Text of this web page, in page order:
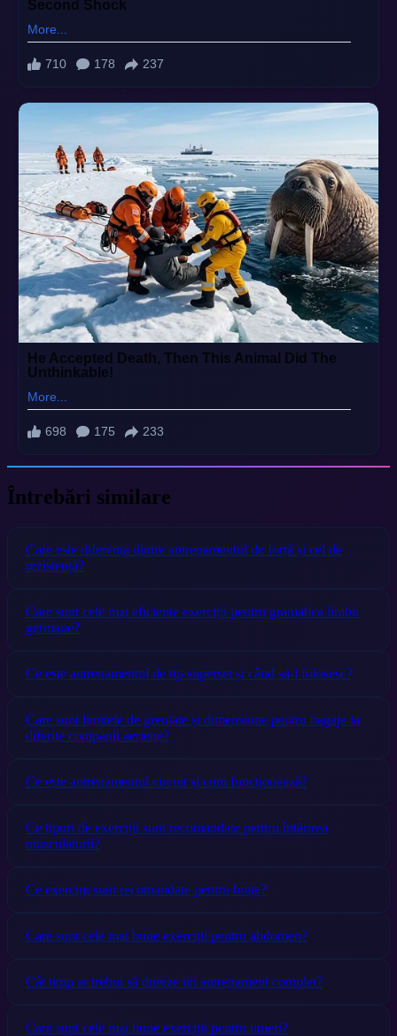
Întrebări similare
Care este diferența dintre antrenamentul de forță și cel de
rezistență?
Care sunt cele mai eficiente exerciții pentru gramatica limbii
germane?
Ce este antrenamentul de tip superset și când să-l folosesc?
Care sunt limitele de greutate și dimensiune pentru bagaje la
diferite companii aeriene?
Ce este antrenamentul circuit și cum funcționează?
Ce tipuri de exerciții sunt recomandate pentru întărirea
musculaturii?
Ce exerciții sunt recomandate pentru brațe?
Care sunt cele mai bune exerciții pentru abdomen?
Cât timp ar trebui să dureze un antrenament complet?
Care sunt cele mai bune exerciții pentru umeri?